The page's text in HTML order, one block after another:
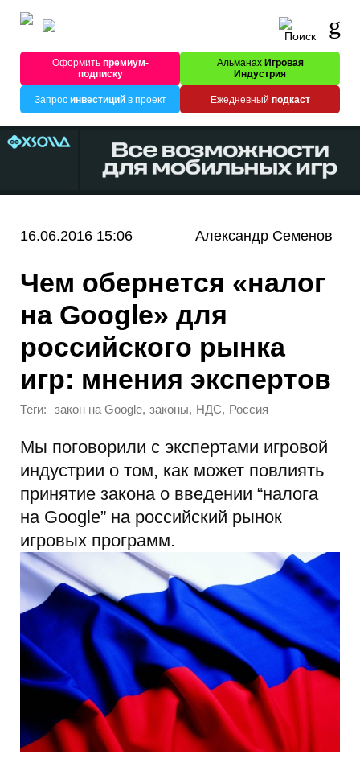
Оформитьпремиум-
подписку
Альманах Игровая
Индустрия
Запрос инвестицийв проект Ежедневный подкаст
16.06.2016 15:06 Александр Семенов
Чем обернется «налог
на Google» для
российского рынка
игр: мнения экспертов
Теги: закон на Google, законы, НДС, Россия
Мы поговорили с экспертами игровой
индустрии о том, как может повлиять
принятие закона о введении “налога
на Google” на российский рынок
игровых программ.